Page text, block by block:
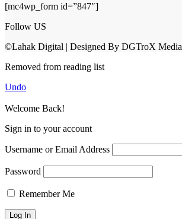
[mc4wp_form id=”847″]
Follow US
©Lahak Digital | Designed By DGTroX Media
Removed from reading list
Undo
Welcome Back!
Sign in to your account
Username or Email Address
Password
Remember Me